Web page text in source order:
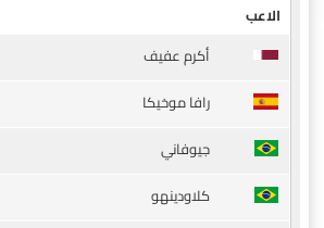
الاعب
أكرم عفيف
رافا موخيكا
جيوفاني
كلاودينهو